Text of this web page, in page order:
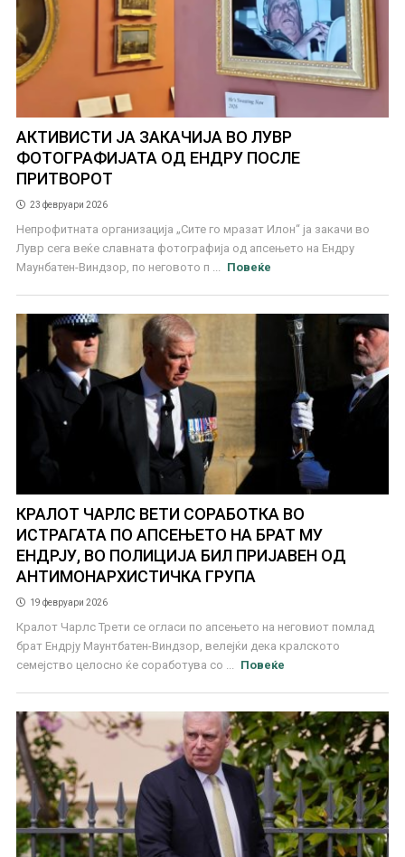
АКТИВИСТИ ЈА ЗАКАЧИЈА ВО ЛУВР
ФОТОГРАФИЈАТА ОД ЕНДРУ ПОСЛЕ
ПРИТВОРОТ
23 февруари 2026
Непрофитната организација „Сите го мразат Илон“ ја закачи во
Лувр сега веќе славната фотографија од апсењето на Ендру
Маунбатен-Виндзор, по неговото п ...
Повеќе
КРАЛОТ ЧАРЛС ВЕТИ СОРАБОТКА ВО
ИСТРАГАТА ПО АПСЕЊЕТО НА БРАТ МУ
ЕНДРЈУ, ВО ПОЛИЦИЈА БИЛ ПРИЈАВЕН ОД
АНТИМОНАРХИСТИЧКА ГРУПА
19 февруари 2026
Кралот Чарлс Трети се огласи по апсењето на неговиот помлад
брат Ендрју Маунтбатен-Виндзор, велејќи дека кралското
семејство целосно ќе соработува со ...
Повеќе